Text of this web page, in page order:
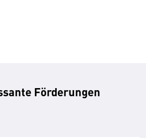
Förderungen